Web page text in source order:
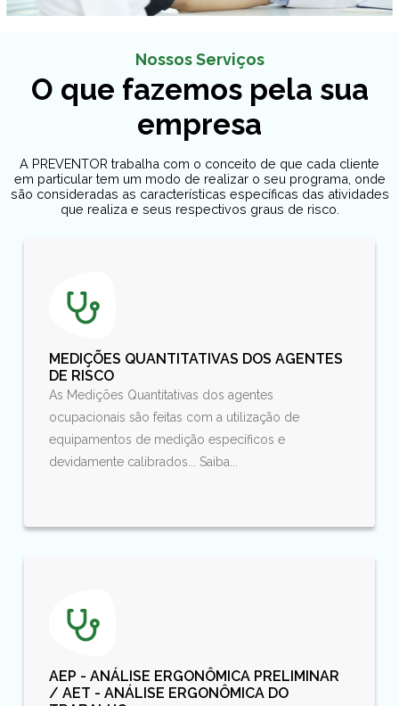
Nossos Serviços
O que fazemos pela sua
empresa
A PREVENTOR trabalha com o conceito de que cada cliente
em particular tem um modo de realizar o seu programa, onde
são consideradas as características específicas das atividades
que realiza e seus respectivos graus de risco.
MEDIÇÕES QUANTITATIVAS DOS AGENTES
DE RISCO
As Medições Quantitativas dos agentes
ocupacionais são feitas com a utilização de
equipamentos de medição específicos e
devidamente calibrados... Saiba...
AEP - ANÁLISE ERGONÔMICA PRELIMINAR
/ AET - ANÁLISE ERGONÔMICA DO